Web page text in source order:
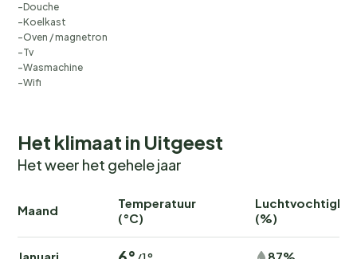
Douche
Koelkast
Oven / magnetron
Tv
Wasmachine
Wifi
Het klimaat in Uitgeest
Het weer het gehele jaar
Maand
Temperatuur
(°C)
(%)